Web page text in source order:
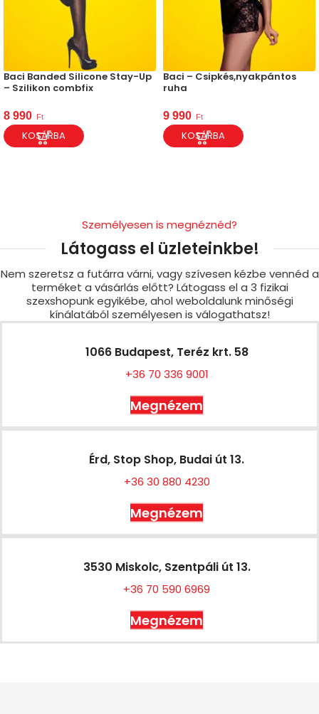
Baci Banded Silicone Stay-Up
– Szilikon combfix
8 990 Ft
KOSÁRBA
Baci – Csipkés,nyakpántos
ruha
9 990 Ft
KOSÁRBA
Személyesen is megnéznéd?
Látogass el üzleteinkbe!
Nem szeretsz a futárra várni, vagy szívesen kézbe vennéd a
terméket a vásárlás előtt? Látogass el a 3 fizikai
szexshopunk egyikébe, ahol weboldalunk minőségi
kínálatából személyesen is válogathatsz!
1066 Budapest, Teréz krt. 58
+36 70 336 9001
Megnézem
Érd, Stop Shop, Budai út 13.
+36 30 880 4230
Megnézem
3530 Miskolc, Szentpáli út 13.
+36 70 590 6969
Megnézem